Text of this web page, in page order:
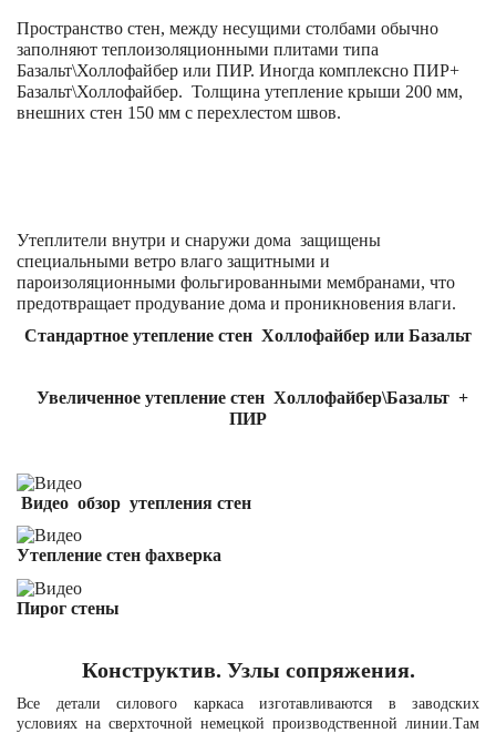
Пространство стен, между несущими столбами обычно
заполняют теплоизоляционными плитами типа
Базальт\Холлофайбер или ПИР. Иногда комплексно ПИР+
Базальт\Холлофайбер. Толщина утепление крыши 200 мм,
внешних стен 150 мм с перехлестом швов.
Утеплители внутри и снаружи дома защищены
специальными ветро влаго защитными и
пароизоляционными фольгированными мембранами, что
предотвращает продувание дома и проникновения влаги.
Стандартное утепление стен Холлофайбер или Базальт
Увеличенное утепление стен Холлофайбер\Базальт +
ПИР
Видео обзор утепления стен
Утепление стен фахверка
Пирог стены
Конструктив. Узлы сопряжения.
Все детали силового каркаса изготавливаются в заводских
условиях на сверхточной немецкой производственной линии.Там